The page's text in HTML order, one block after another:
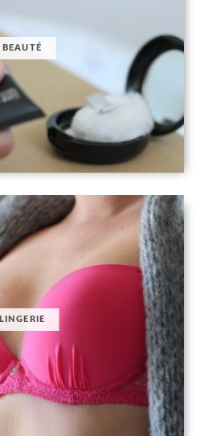
BEAUTÉ
LINGERIE